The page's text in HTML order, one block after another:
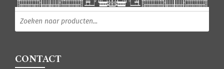
Producten zoeken
CONTACT